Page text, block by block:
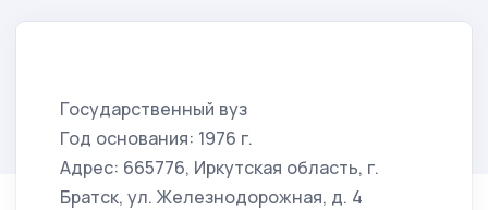
Государственный вуз
Год основания: 1976 г.
Адрес: 665776, Иркутская область, г.
Братск, ул. Железнодорожная, д. 4